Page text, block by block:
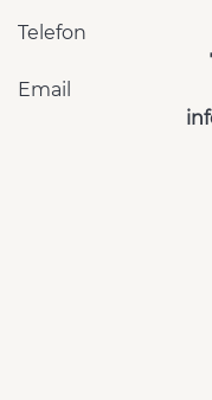
Telefon
Email